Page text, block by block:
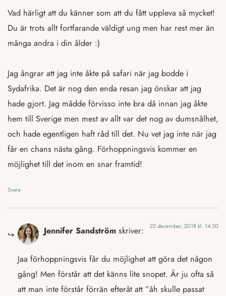
Vad härligt att du känner som att du fått uppleva så mycket!
Du är trots allt fortfarande väldigt ung men har rest mer än
många andra i din ålder :)
Jag ångrar att jag inte åkte på safari när jag bodde i
Sydafrika. Det är nog den enda resan jag önskar att jag
hade gjort. Jag mådde förvisso inte bra då innan jag åkte
hem till Sverige men mest av allt var det nog av dumsnålhet,
och hade egentligen haft råd till det. Nu vet jag inte när jag
får en chans nästa gång. Förhoppningsvis kommer en
möjlighet till det inom en snar framtid!
Svara
Jennifer Sandström skriver: 22 december, 2018 kl. 14:30
Jaa förhoppningsvis får du möjlighet att göra det någon
gång! Men förstår att det känns lite snopet. Är ju ofta så
att man inte förstår förrän efteråt att ”åh skulle passat